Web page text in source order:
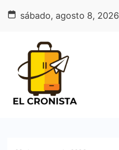
sábado, agosto 8, 2026